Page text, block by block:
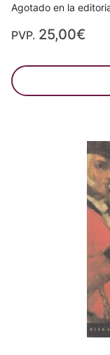
Agotado en la
PVP. 25,00€